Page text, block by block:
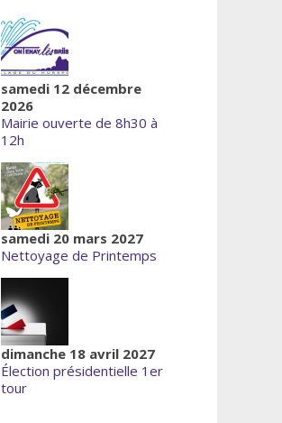
samedi 12 décembre
2026
Mairie ouverte de 8h30 à
12h
samedi 20 mars 2027
Nettoyage de Printemps
dimanche 18 avril 2027
Élection présidentielle 1er
tour